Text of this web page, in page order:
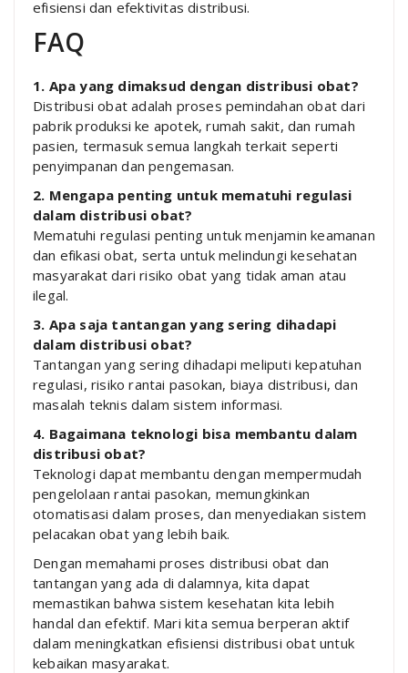
efisiensi dan efektivitas distribusi.
FAQ
1. Apa yang dimaksud dengan distribusi obat?
Distribusi obat adalah proses pemindahan obat dari
pabrik produksi ke apotek, rumah sakit, dan rumah
pasien, termasuk semua langkah terkait seperti
penyimpanan dan pengemasan.
2. Mengapa penting untuk mematuhi regulasi
dalam distribusi obat?
Mematuhi regulasi penting untuk menjamin keamanan
dan efikasi obat, serta untuk melindungi kesehatan
masyarakat dari risiko obat yang tidak aman atau
ilegal.
3. Apa saja tantangan yang sering dihadapi
dalam distribusi obat?
Tantangan yang sering dihadapi meliputi kepatuhan
regulasi, risiko rantai pasokan, biaya distribusi, dan
masalah teknis dalam sistem informasi.
4. Bagaimana teknologi bisa membantu dalam
distribusi obat?
Teknologi dapat membantu dengan mempermudah
pengelolaan rantai pasokan, memungkinkan
otomatisasi dalam proses, dan menyediakan sistem
pelacakan obat yang lebih baik.
Dengan memahami proses distribusi obat dan
tantangan yang ada di dalamnya, kita dapat
memastikan bahwa sistem kesehatan kita lebih
handal dan efektif. Mari kita semua berperan aktif
dalam meningkatkan efisiensi distribusi obat untuk
kebaikan masyarakat.